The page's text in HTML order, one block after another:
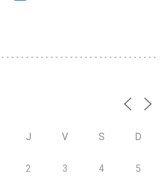
J V S D
2 3 4 5